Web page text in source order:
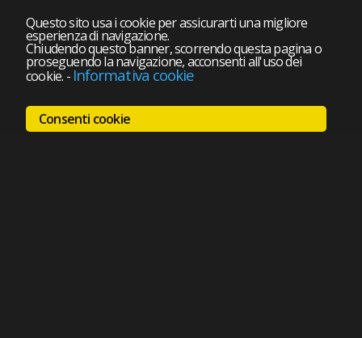
Questo sito usa i cookie per assicurarti una migliore
esperienza di navigazione.
Chiudendo questo banner, scorrendo questa pagina o
proseguendo la navigazione, acconsenti all'uso dei
cookie. - Informativa cookie
Consenti cookie